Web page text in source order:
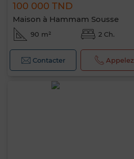
100 000 TND
Maison à Hammam Sousse
90 m² 2 Ch.
Contacter Appelez